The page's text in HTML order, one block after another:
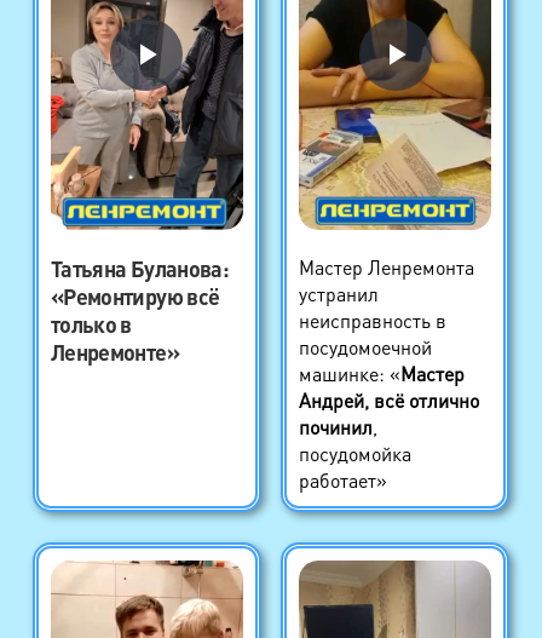
Татьяна Буланова:
«Ремонтирую всё
только в
Ленремонте»
Мастер Ленремонта
устранил
неисправность в
посудомоечной
машинке: «Мастер
Андрей, всё отлично
починил
посудомойка
работает»